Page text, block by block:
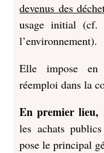
devenus des
usage initial
l’environnement).
Elle impose en
réemploi dans la
En premier lieu,
les achats
pose le principal